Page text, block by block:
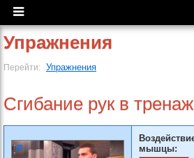
Упражнения
Перейти: Упражнения
Сгибание рук в
мышцы: